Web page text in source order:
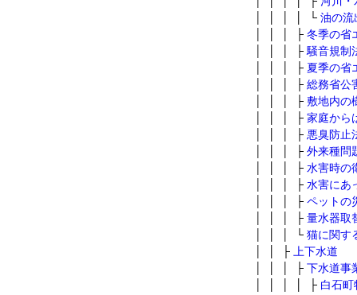
│ │ │ │ └ 油の流
│ │ │ ├ 冬季の省
│ │ │ ├ 騒音規制
│ │ │ ├ 夏季の省
│ │ │ ├ 総務省公
│ │ │ ├ 敷地内の
│ │ │ ├ 家庭から
│ │ │ ├ 悪臭防止
│ │ │ ├ 外来種問
│ │ │ ├ 水害時の
│ │ │ ├ 水害にあ
│ │ │ ├ ペットの
│ │ │ ├ 量水器取
│ │ │ └ 猫に関す
│ │ ├
上下水道
│ │ │ ├ 下水道事
│ │ │ │ ├ 白石